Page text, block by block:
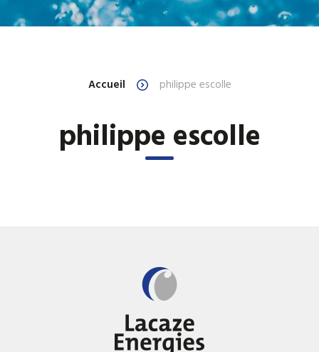
Accueil philippe escolle
philippe escolle